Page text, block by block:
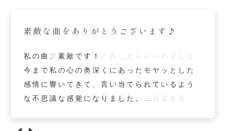
ド・スピリット（体・心・魂）を最適化。
自身の魂の声が、色、映像、そして、言葉と
なって浮かんでくることでしょう。
ド・スピリット（体・心・魂）を最適化。
自身の魂の声が、色、映像、そして、言葉と
なって浮かんでくることでしょう。
眠りに誘われる心地よい曲になりました
まるで宇宙の中にいたり、海のふかーい場所
にいたり、大自然の中だったりするような。
とにかくリラックス気分でした。
聞いていると、眠りに誘われるような感じで
運転中に聞いてしまうと危ない！？ですね。
素敵な曲をありがとうございます♪
私の曲、素敵です！
今まで私の心の奥深くにあったモヤッとした
感情に響いてきて、言い当てられているよう
な不思議な感覚になりました。
がリラックスしていくのを感じました。
いつの間にか、涙が溢れていました
この衝撃をどう言葉に表したらいいのでしょ
うか…。
一言でいうなら、「爽快感の最上級」です。
魂にググッと響いてくる感じが、音楽を超え
涙が頬を伝い始めてから「えっ私、涙出てる
眠りに誘われる心地よい曲になりました
まるで宇宙の中にいたり、海のふかーい場所
にいたり、大自然の中だったりするような。
とにかくリラックス気分でした。
聞いていると、眠りに誘われるような感じで
運転中に聞いてしまうと危ない！？ですね。
素敵な曲をありがとうございます♪
私の曲、素敵です！
今まで私の心の奥深くにあったモヤッとした
感情に響いてきて、言い当てられているよう
な不思議な感覚になりました。
がリラックスしていくのを感じました。